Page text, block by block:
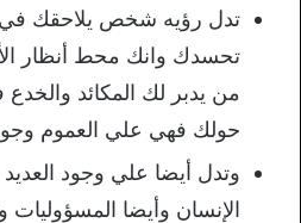
تدل رؤيه شخص يلاحقك في
تحسدك وانك محط أنظار
من يدبر لك المكائد
حولك فهي علي العموم
وتدل أيضا علي وجود
الإنسان وأيضا